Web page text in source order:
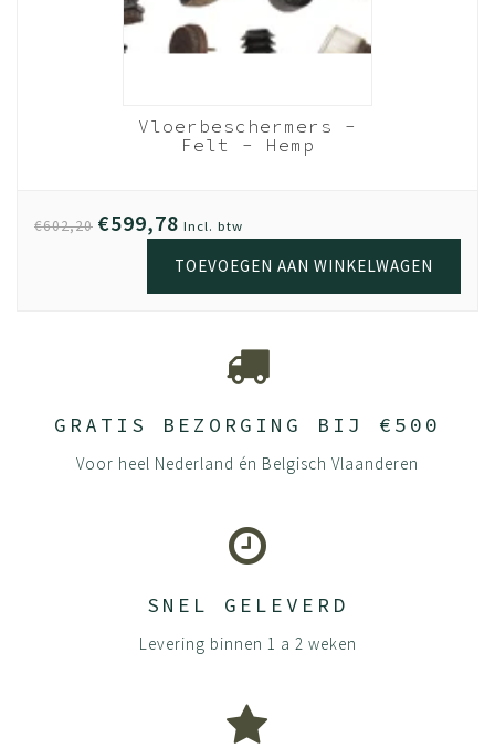
duurzame en veelzijdige keuze voor zowel
kantoorruimtes als thuisomgevingen.
Vloerbeschermers -
Felt - Hemp
€602,20 €599,78 Incl. btw
TOEVOEGEN AAN WINKELWAGEN
GRATIS BEZORGING BIJ €500
Voor heel Nederland én Belgisch Vlaanderen
SNEL GELEVERD
Levering binnen 1 a 2 weken